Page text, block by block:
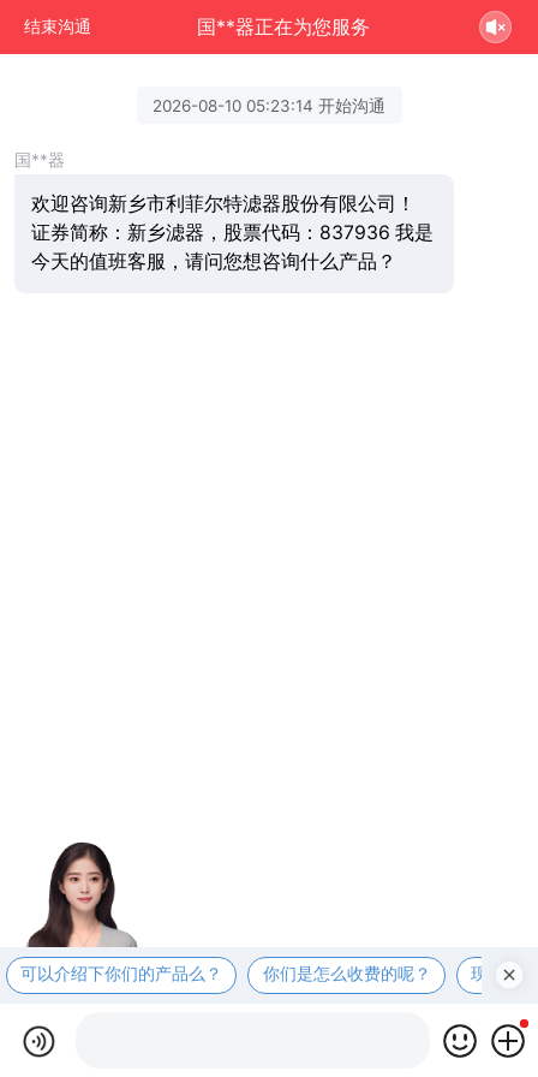
结束沟通 国**器正在为您服务
2026-08-10 05:23:14 开始沟通
国**器
欢迎咨询新乡市利菲尔特滤器股份有限公司！
证券简称：新乡滤器，股票代码：837936 我是
今天的值班客服，请问您想咨询什么产品？
可以介绍下你们的产品么？ 你们是怎么收费的呢？ 现在有